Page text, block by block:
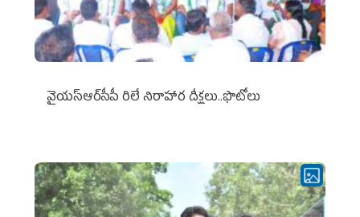
వైయ‌స్ఆర్‌సీపీ రిలే నిరాహార దీక్షలు..ఫొటోలు